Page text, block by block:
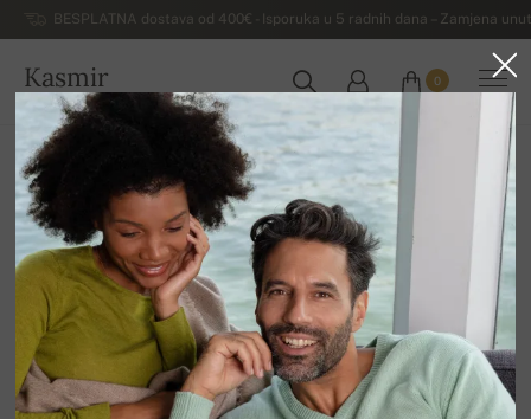
BESPLATNA dostava od 400€ - Isporuka u 5 radnih dana – Zamjena
Kasmir
HRVATSKA
0
Kuća Luksuzni ženski džemperi od kašmira